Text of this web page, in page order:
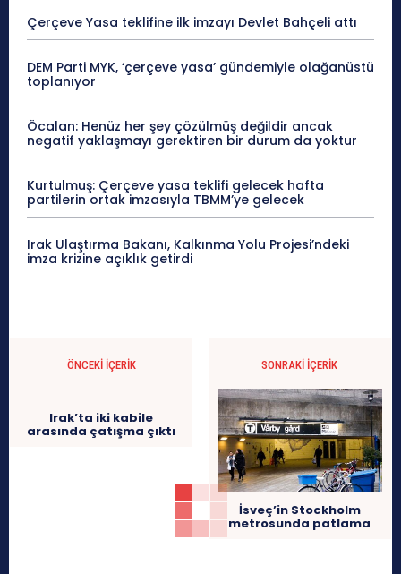
Çerçeve Yasa teklifine ilk imzayı Devlet Bahçeli attı
DEM Parti MYK, ‘çerçeve yasa’ gündemiyle olağanüstü
toplanıyor
Öcalan: Henüz her şey çözülmüş değildir ancak
negatif yaklaşmayı gerektiren bir durum da yoktur
Kurtulmuş: Çerçeve yasa teklifi gelecek hafta
partilerin ortak imzasıyla TBMM’ye gelecek
Irak Ulaştırma Bakanı, Kalkınma Yolu Projesi’ndeki
imza krizine açıklık getirdi
ÖNCEKI İÇERIK
Irak’ta iki kabile
arasında çatışma çıktı
SONRAKI İÇERIK
İsveç’in Stockholm
metrosunda patlama